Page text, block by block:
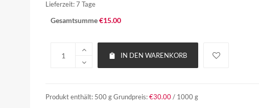
Lieferzeit: 7 Tage
Gesamtsumme€15.00
IN DEN WARENKORB
Produkt enthält: 500 g Grundpreis: €30.00 / 1000 g